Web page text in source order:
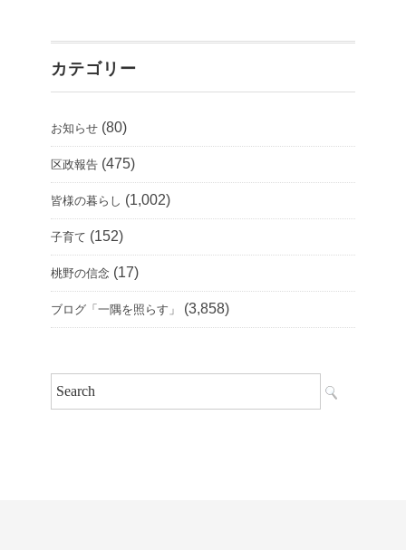
カテゴリー
お知らせ (80)
区政報告 (475)
皆様の暮らし (1,002)
子育て (152)
桃野の信念 (17)
ブログ「一隅を照らす」 (3,858)